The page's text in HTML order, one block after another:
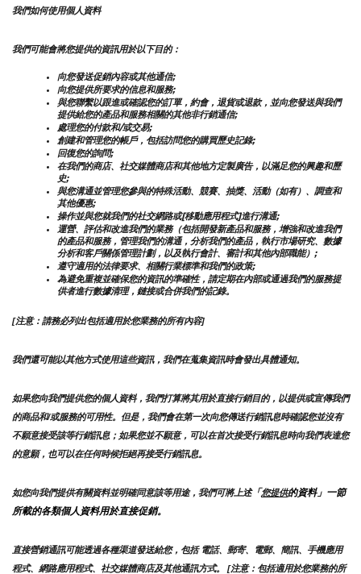
我們如何使用個人資料
我們可能會將您提供的資訊用於以下目的：
向您發送促銷內容或其他通信;
向您提供所要求的信息和服務;
與您聯繫以跟進或確認您的訂單，約會，退貨或退款，並向您發送與我們
提供給您的產品和服務相關的其他非行銷通信;
處理您的付款和/或交易;
創建和管理您的帳戶，包括訪問您的購買歷史記錄;
回復您的詢問;
在我們的商店、社交媒體商店和其他地方定製廣告，以滿足您的興趣和歷
史;
與您溝通並管理您參與的特殊活動、競賽、抽獎、活動（如有）、調查和
其他優惠;
操作並與您就我們的社交網路或[移動應用程式]進行溝通;
運營、評估和改進我們的業務（包括開發新產品和服務，增強和改進我們
的產品和服務，管理我們的溝通，分析我們的產品，執行市場研究、數據
分析和客戶關係管理計劃，以及執行會計、審計和其他內部職能）;
遵守適用的法律要求、相關行業標準和我們的政策;
為避免重複並確保您的資訊的準確性，請定期在內部或通過我們的服務提
供者進行數據清理，鏈接或合併我們的記錄。
[注意：請務必列出包括適用於您業務的所有內容]
我們還可能以其他方式使用這些資訊，我們在蒐集資訊時會發出具體通知。
如果您向我們提供您的個人資料，我們打算將其用於直接行銷目的，以提供或宣傳我們
的商品和/或服務的可用性。但是，我們會在第一次向您傳送行銷訊息時確認您並沒有
不願意接受該等行銷訊息；如果您並不願意，可以在首次接受行銷訊息時向我們表達您
的意願，也可以在任何時候拒絕再接受行銷訊息。
如您向我們提供有關資料並明確同意該等用途，我們可將上述「您提供的資料」一節
所載的各類個人資料用於直接促銷。
直接營銷通訊可能透過各種渠道發送給您，包括 電話、郵寄、電郵、簡訊、手機應用
程式、網路應用程式、社交媒體商店及其他通訊方式。 [注意：包括適用於您業務的所